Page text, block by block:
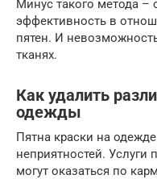
Минус такого метода –
эффективность в
пятен. И
тканях.
Как удалить
одежды
Пятна краски на
неприятностей.
могут оказаться по